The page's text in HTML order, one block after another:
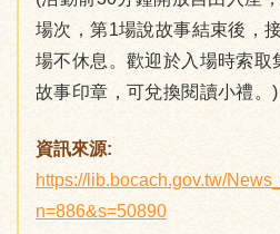
場次，第1場說故事結束後，
場不休息。歡迎於入場時索取
故事印章，可兌換閱讀小禮。)
資訊來源:
https://lib.bocach.gov.tw/
n=886&s=50890